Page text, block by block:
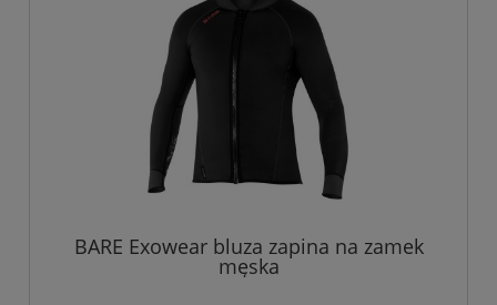
BARE Exowear bluza zapina na zamek
męska